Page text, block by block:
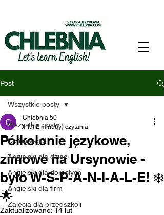
Post
Wszystkie posty
Co nowego!
Angielski dla dzieci
Angielski dla dorosłych
Angielski dla firm
Zajęcia dla przedszkoli
Wszystkie posty
Półkolonie językowe,
zimowe na Ursynowie -
było W-S-P-A-N-I-A-L-E! ❄️
🌟
Chlebnia 50
1 lut 2 minut(y) czytania
Zaktualizowano: 14 lut